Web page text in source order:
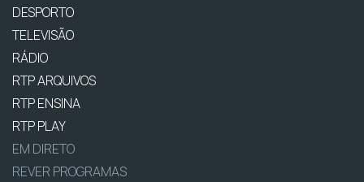
DESPORTO
TELEVISÃO
RÁDIO
RTP ARQUIVOS
RTP ENSINA
RTP PLAY
EM DIRETO
REVER PROGRAMAS